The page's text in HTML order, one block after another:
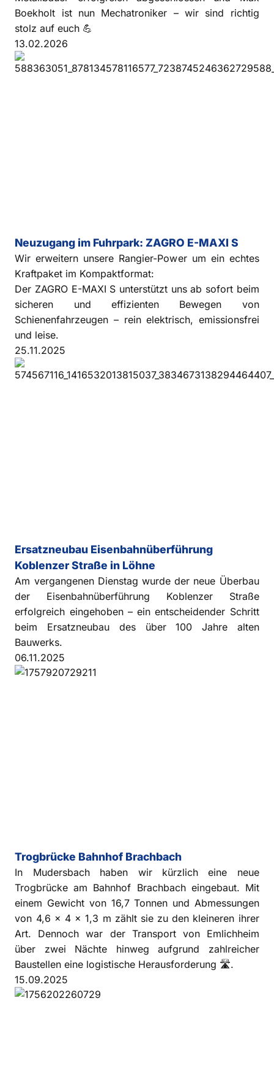
Boekholt ist nun Mechatroniker – wir sind richtig
stolz auf euch 💪
13.02.2026
Neuzugang im Fuhrpark: ZAGRO E-MAXI S
Wir erweitern unsere Rangier-Power um ein echtes
Kraftpaket im Kompaktformat:
Der ZAGRO E-MAXI S unterstützt uns ab sofort beim
sicheren und effizienten Bewegen von
Schienenfahrzeugen – rein elektrisch, emissionsfrei
und leise.
25.11.2025
Ersatzneubau Eisenbahnüberführung
Koblenzer Straße in Löhne
Am vergangenen Dienstag wurde der neue Überbau
der Eisenbahnüberführung Koblenzer Straße
erfolgreich eingehoben – ein entscheidender Schritt
beim Ersatzneubau des über 100 Jahre alten
Bauwerks.
06.11.2025
Trogbrücke Bahnhof Brachbach
In Mudersbach haben wir kürzlich eine neue
Trogbrücke am Bahnhof Brachbach eingebaut. Mit
einem Gewicht von 16,7 Tonnen und Abmessungen
von 4,6 x 4 x 1,3 m zählt sie zu den kleineren ihrer
Art. Dennoch war der Transport von Emlichheim
über zwei Nächte hinweg aufgrund zahlreicher
Baustellen eine logistische Herausforderung 🛣️.
15.09.2025